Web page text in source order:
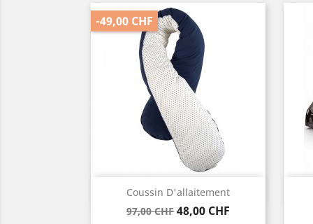
Coussin D'allaitement
Verkaufspreis
97,00 CHF Preis
48,00 CHF
-49,00 CHF
Vorschau